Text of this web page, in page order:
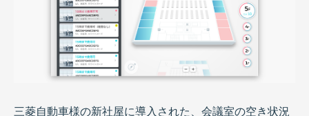
三菱自動車様の新社屋に導入された、会議室の空き状況